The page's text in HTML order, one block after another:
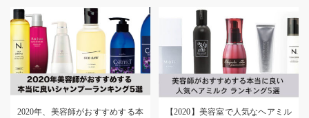
2020年、美容師がおすすめする本
【2020】美容室で人気なヘアミル